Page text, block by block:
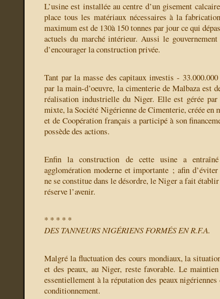
L’usine est installée au centre d’un gisement
place tous les matériaux nécessaires à la
maximum est de 130à 150 tonnes par jour ce qui
actuels du marché intérieur. Aussi le
d’encourager la construction privée.
Tant par la masse des capitaux investis -
par la main-d’oeuvre, la cimenterie de Malbaza est
réalisation industrielle du Niger. Elle est gérée par
mixte, la Société Nigérienne de Cimenterie, créée en
et de Coopération français a participé à son
possède des actions.
Enfin la construction de cette usine a
agglomération moderne et importante ; afin
ne se constitue dans le désordre, le Niger a fait
réserve l’avenir.
* * * * *
DES TANNEURS NIGÉRIENS FORMÉS EN R.F.A.
Malgré la fluctuation des cours mondiaux, la
et des peaux, au Niger, reste favorable. Le
essentiellement à la réputation des peaux
conditionnement.